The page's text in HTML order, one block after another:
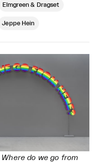
Elmgreen & Dragset
Jeppe Hein
Where do we go from